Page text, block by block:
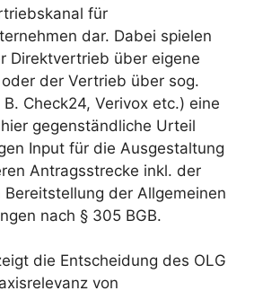
für
dar. Dabei spielen
Direktvertrieb über eigene
der Vertrieb über sog.
Check24, Verivox etc.) eine
gegenständliche Urteil
Input für die Ausgestaltung
Antragsstrecke inkl. der
der Allgemeinen
nach § 305 BGB.
die Entscheidung des OLG
von